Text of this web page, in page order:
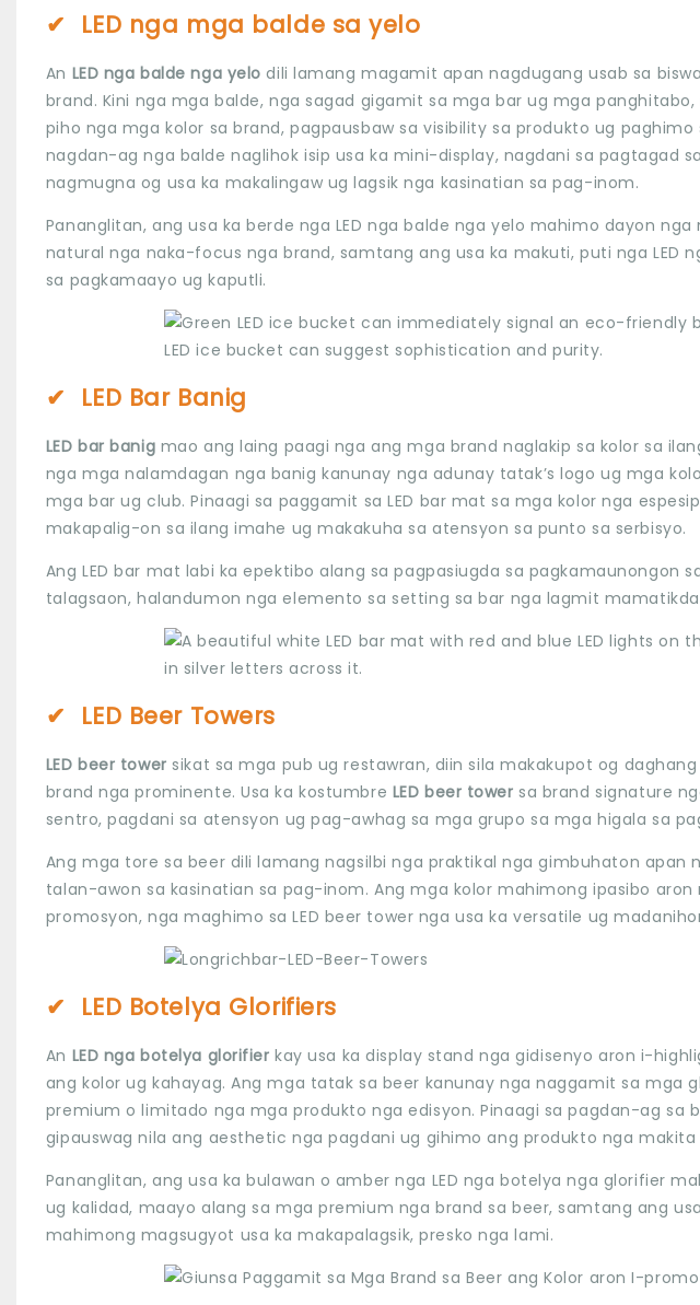
✔ LED nga mga balde sa yelo
An LED nga balde nga yelodili lamang magamit apan nagdugang usab sa
brand. Kini nga mga balde, nga sagad gigamit sa mga bar ug mga
piho nga mga kolor sa brand, pagpausbaw sa visibility sa produkto ug
nagdan-ag nga balde naglihok isip usa ka mini-display, nagdani sa pagtagad
nagmugna og usa ka makalingaw ug lagsik nga kasinatian sa pag-inom.
Pananglitan, ang usa ka berde nga LED nga balde nga yelo mahimo dayon
natural nga naka-focus nga brand, samtang ang usa ka makuti, puti nga LED
sa pagkamaayo ug kaputli.
✔ LED Bar Banig
LED bar banig mao ang laing paagi nga ang mga brand naglakip sa kolor sa
nga mga nalamdagan nga banig kanunay nga adunay tatak’s logo ug mga
mga bar ug club. Pinaagi sa paggamit sa LED bar mat sa mga kolor nga
makapalig-on sa ilang imahe ug makakuha sa atensyon sa punto sa serbisyo.
Ang LED bar mat labi ka epektibo alang sa pagpasiugda sa pagkamaunongon
talagsaon, halandumon nga elemento sa setting sa bar nga lagmit
✔ LED Beer Towers
LED beer tower sikat sa mga pub ug restawran, diin sila makakupot og
brand nga prominente. Usa ka kostumbre LED beer tower sa brand signature
sentro, pagdani sa atensyon ug pag-awhag sa mga grupo sa mga higala sa
Ang mga tore sa beer dili lamang nagsilbi nga praktikal nga gimbuhaton apan
talan-awon sa kasinatian sa pag-inom. Ang mga kolor mahimong ipasibo
promosyon, nga maghimo sa LED beer tower nga usa ka versatile ug
✔ LED Botelya Glorifiers
An LED nga botelya glorifierkay usa ka display stand nga gidisenyo aron i-
ang kolor ug kahayag. Ang mga tatak sa beer kanunay nga naggamit sa mga
premium o limitado nga mga produkto nga edisyon. Pinaagi sa pagdan-ag sa
gipauswag nila ang aesthetic nga pagdani ug gihimo ang produkto nga
Pananglitan, ang usa ka bulawan o amber nga LED nga botelya nga glorifier
ug kalidad, maayo alang sa mga premium nga brand sa beer, samtang ang
mahimong magsugyot usa ka makapalagsik, presko nga lami.